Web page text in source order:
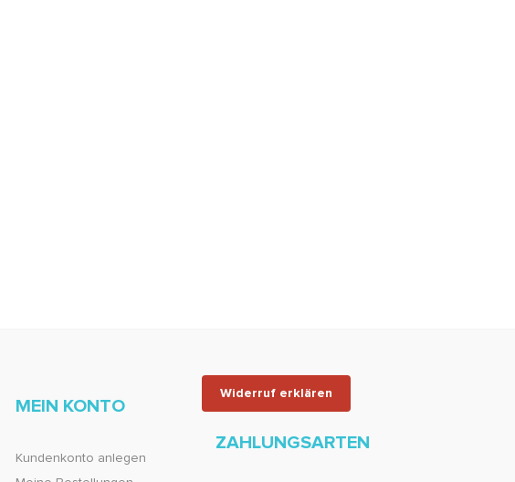
Widerruf erklären
MEIN KONTO
Kundenkonto anlegen
ZAHLUNGSARTEN